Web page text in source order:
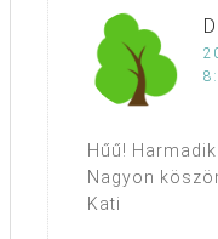
Hűű!
Nagyon
Kati